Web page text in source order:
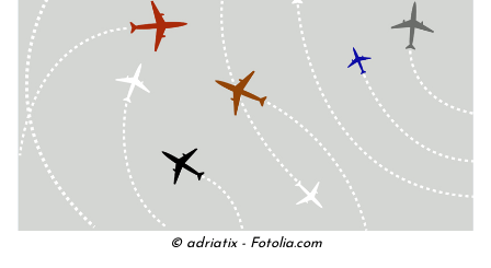
© adriatix - Fotolia.com